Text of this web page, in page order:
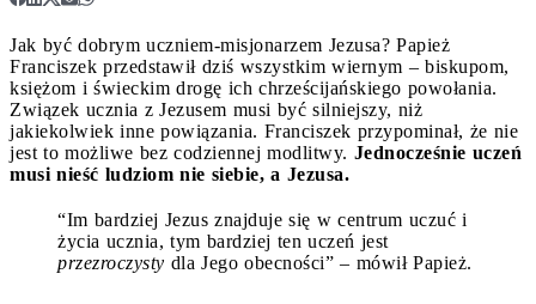
Jak być dobrym uczniem-misjonarzem Jezusa? Papież
Franciszek przedstawił dziś wszystkim wiernym – biskupom,
księżom i świeckim drogę ich chrześcijańskiego powołania.
Związek ucznia z Jezusem musi być silniejszy, niż
jakiekolwiek inne powiązania. Franciszek przypominał, że nie
jest to możliwe bez codziennej modlitwy. Jednocześnie uczeń
musi nieść ludziom nie siebie, a Jezusa.
“Im bardziej Jezus znajduje się w centrum uczuć i
życia ucznia, tym bardziej ten uczeń jest
przezroczysty dla Jego obecności” – mówił Papież.